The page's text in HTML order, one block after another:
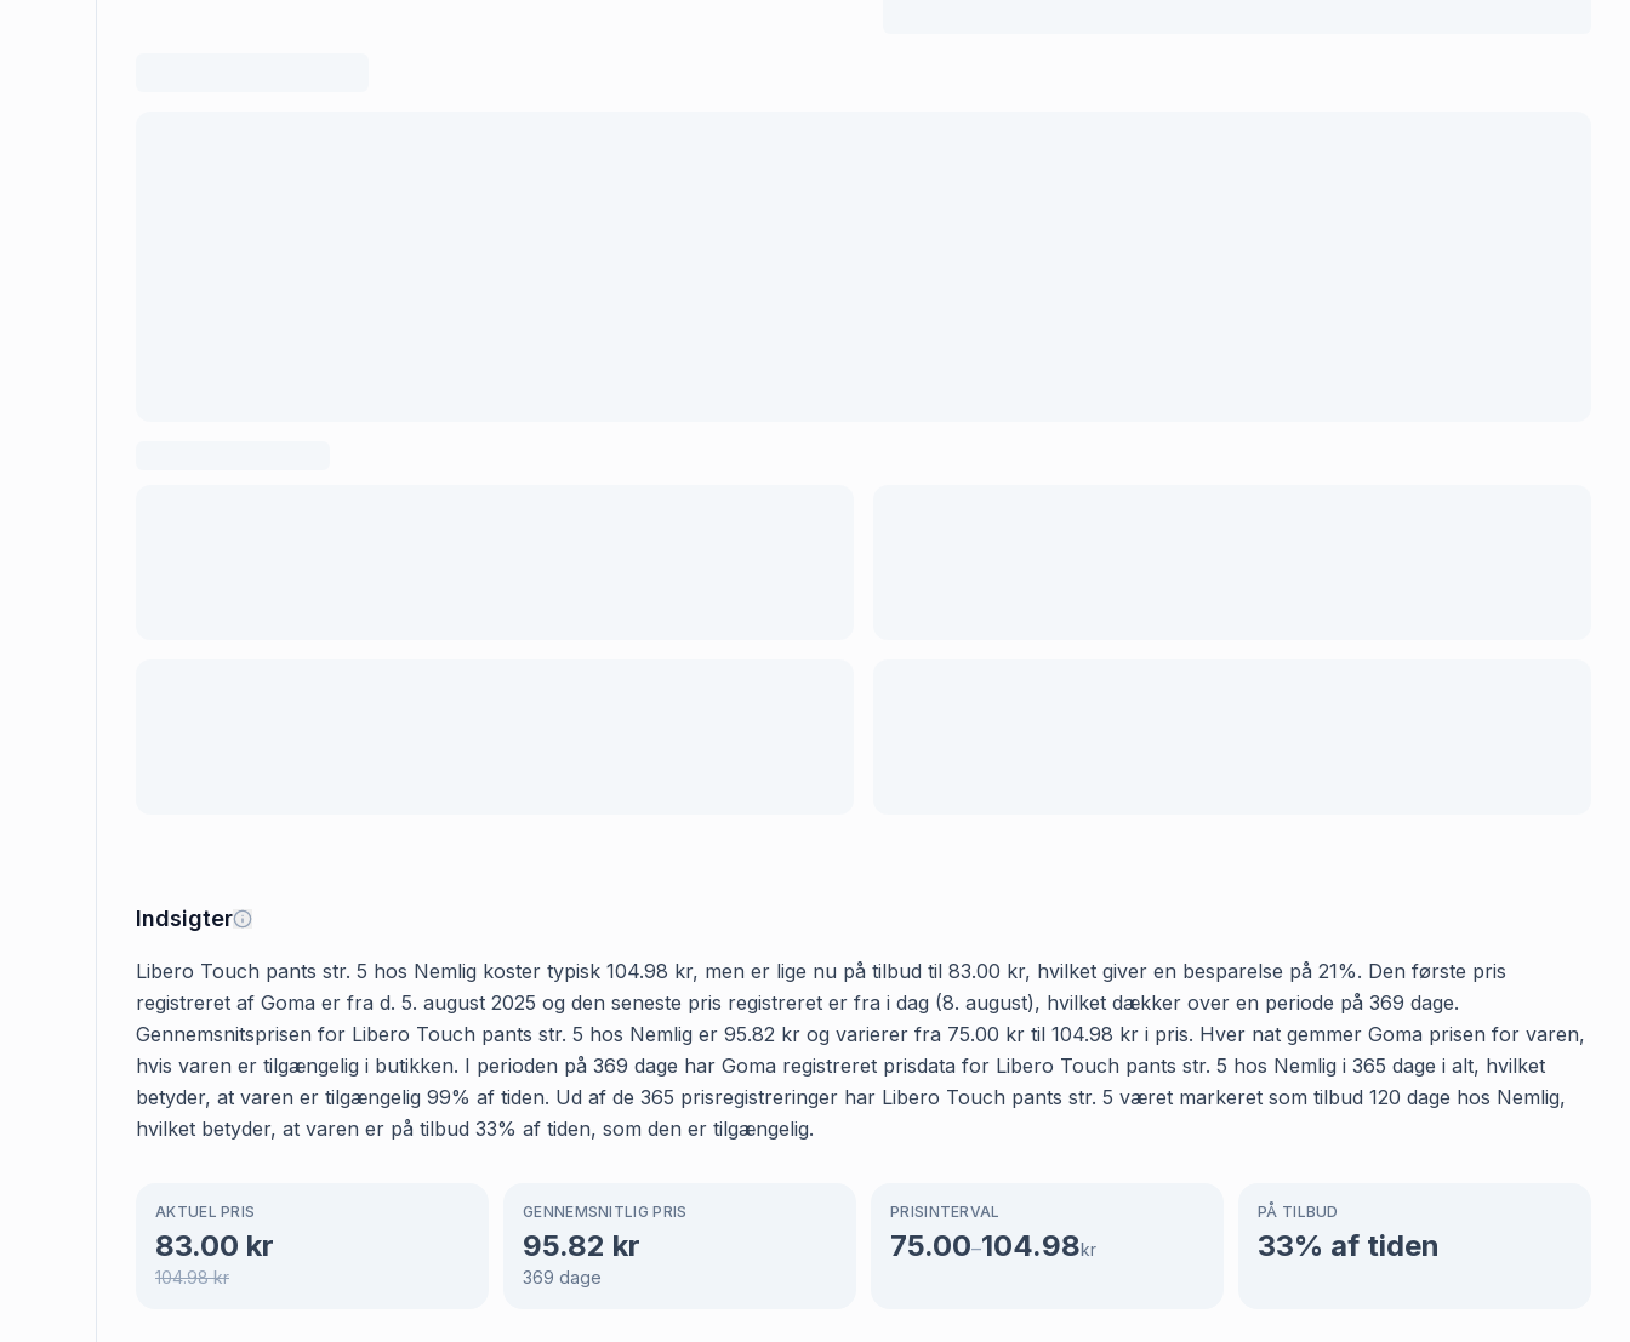
Indsigter
Libero Touch pants str. 5 hos Nemlig koster typisk 104.98 kr, men er lige nu på tilbud til 83.00 kr, hvilket giver en besparelse på 21%. Den første pris
registreret af Goma er fra d. 5. august 2025 og den seneste pris registreret er fra i dag (8. august), hvilket dækker over en periode på 369 dage.
Gennemsnitsprisen for Libero Touch pants str. 5 hos Nemlig er 95.82 kr og varierer fra 75.00 kr til 104.98 kr i pris. Hver nat gemmer Goma prisen for varen,
hvis varen er tilgængelig i butikken. I perioden på 369 dage har Goma registreret prisdata for Libero Touch pants str. 5 hos Nemlig i 365 dage i alt, hvilket
betyder, at varen er tilgængelig 99% af tiden. Ud af de 365 prisregistreringer har Libero Touch pants str. 5 været markeret som tilbud 120 dage hos Nemlig,
hvilket betyder, at varen er på tilbud 33% af tiden, som den er tilgængelig.
AKTUEL PRIS
83.00 kr
104.98kr
GENNEMSNITLIG PRIS
95.82 kr
369 dage
PRISINTERVAL
75.00–104.98kr
PÅ TILBUD
33% af tiden